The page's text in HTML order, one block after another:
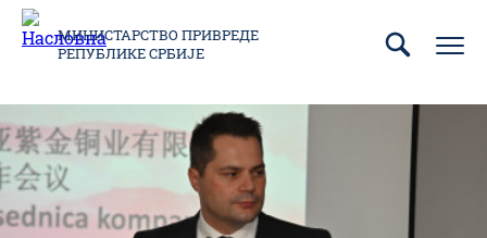
Пребаци
део
садржаја
МИНИСТАРСТВО ПРИВРЕДЕ
РЕПУБЛИКЕ СРБИЈЕ